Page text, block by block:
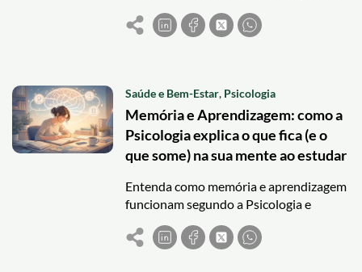
mudanças cognitivas, emocionais e
sociais ao longo da vida.
Saúde e Bem-Estar, Psicologia
Memória e Aprendizagem: como a
Psicologia explica o que fica (e o
que some) na sua mente ao estudar
Entenda como memória e aprendizagem
funcionam segundo a Psicologia e
descubra técnicas de estudo baseadas
em ciência.